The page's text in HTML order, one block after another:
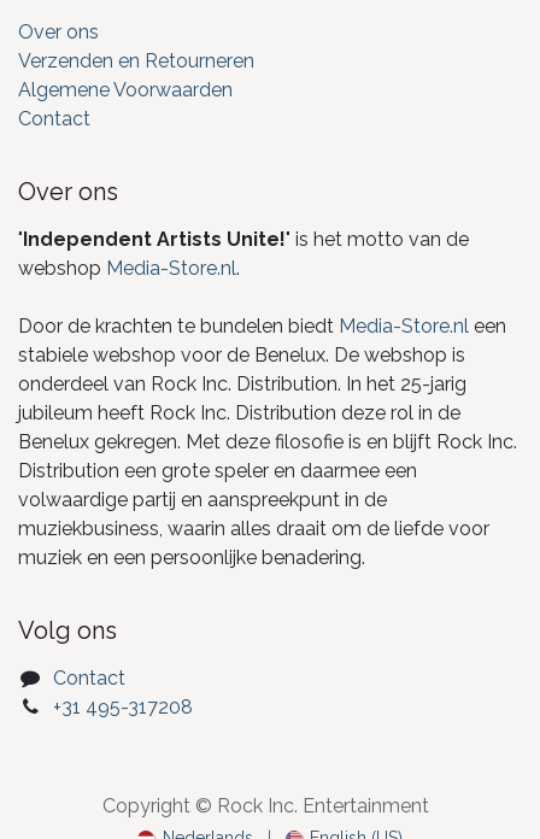
Over ons
Verzenden en Retourneren
Algemene Voorwaarden
Contact
Over ons
"Independent Artists Unite!" is het motto van de
webshop Media-Store.nl.
Door de krachten te bundelen biedt Media-Store.nl een
stabiele webshop voor de Benelux. De webshop is
onderdeel van Rock Inc. Distribution. In het 25-jarig
jubileum heeft Rock Inc. Distribution deze rol in de
Benelux gekregen. Met deze filosofie is en blijft Rock Inc.
Distribution een grote speler en daarmee een
volwaardige partij en aanspreekpunt in de
muziekbusiness, waarin alles draait om de liefde voor
muziek en een persoonlijke benadering.
Volg ons
Contact
+31 495-317208
Copyright © Rock Inc. Entertainment